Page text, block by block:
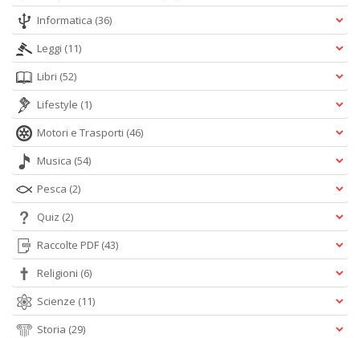
Informatica (36)
Leggi (11)
Libri (52)
Lifestyle (1)
Motori e Trasporti (46)
Musica (54)
Pesca (2)
Quiz (2)
Raccolte PDF (43)
Religioni (6)
Scienze (11)
Storia (29)